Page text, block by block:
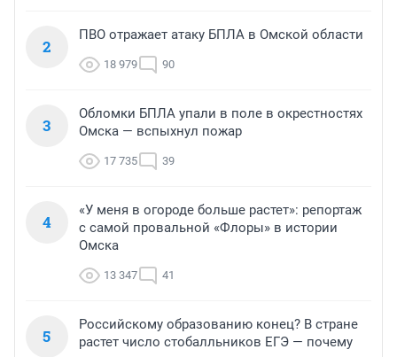
2
ПВО отражает атаку БПЛА в Омской области
18 979 90
3
Обломки БПЛА упали в поле в окрестностях
Омска — вспыхнул пожар
17 735 39
4
«У меня в огороде больше растет»: репортаж
с самой провальной «Флоры» в истории
Омска
13 347 41
5
Российскому образованию конец? В стране
растет число стобалльников ЕГЭ — почему